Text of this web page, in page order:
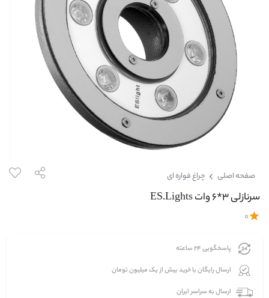
صفحه اصلی چراغ فواره ای
سرنازلی 3*6 وات ES.Lights
0
پاسخگویی 24 ساعته
ارسال رایگان با خرید بیش از یک میلیون تومان
ارسال به سراسر ایران